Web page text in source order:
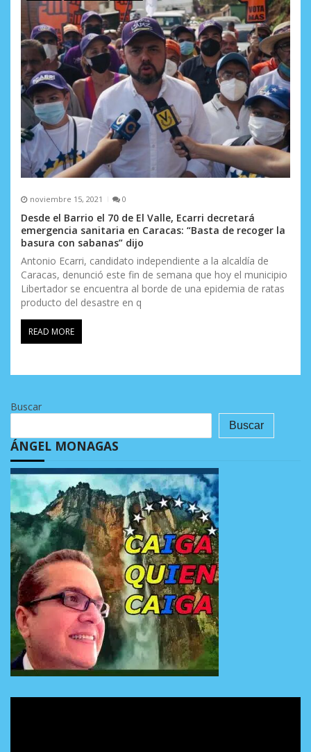
noviembre 15, 2021 0
Desde el Barrio el 70 de El Valle, Ecarri decretará
emergencia sanitaria en Caracas: “Basta de recoger la
basura con sabanas” dijo
Antonio Ecarri, candidato independiente a la alcaldía de
Caracas, denunció este fin de semana que hoy el municipio
Libertador se encuentra al borde de una epidemia de ratas
producto del desastre en q
READ MORE
Buscar
Buscar
ÁNGEL MONAGAS